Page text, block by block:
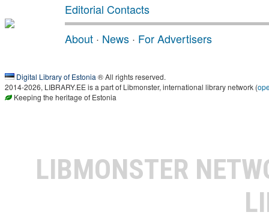
Editorial Contacts
About · News · For Advertisers
Digital Library of Estonia ® All rights reserved.
2014-2026, LIBRARY.EE is a part of Libmonster, international library network (
Keeping the heritage of Estonia
LIBMONSTER